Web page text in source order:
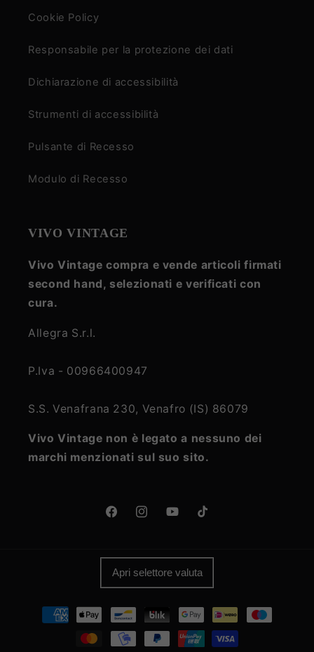
Cookie Policy
Responsabile per la protezione dei dati
Dichiarazione di accessibilità
Strumenti di accessibilità
Pulsante di Recesso
Modulo di Recesso
VIVO VINTAGE
Vivo Vintage compra e vende articoli firmati
second hand, selezionati e verificati con
cura.
Allegra S.r.l.
P.Iva - 00966400947
S.S. Venafrana 230, Venafro (IS) 86079
Vivo Vintage non è legato a nessuno dei
marchi menzionati sul suo sito.
FacebookInstagramYouTubeTikTok
Apri selettore valuta
Metodi
pagamento